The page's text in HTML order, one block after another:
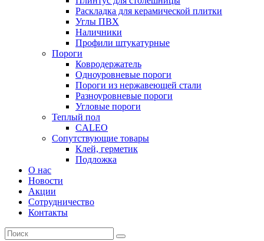
Раскладка для керамической плитки
Углы ПВХ
Наличники
Профили штукатурные
Пороги
Ковродержатель
Одноуровневые пороги
Пороги из нержавеющей стали
Разноуровневые пороги
Угловые пороги
Теплый пол
CALEO
Сопутствующие товары
Клей, герметик
Подложка
О нас
Новости
Акции
Сотрудничество
Контакты